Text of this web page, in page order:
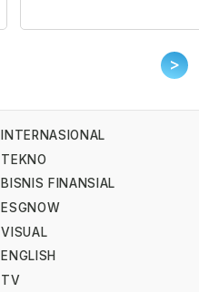
>
INTERNASIONAL
TEKNO
BISNIS FINANSIAL
ESGNOW
VISUAL
ENGLISH
TV